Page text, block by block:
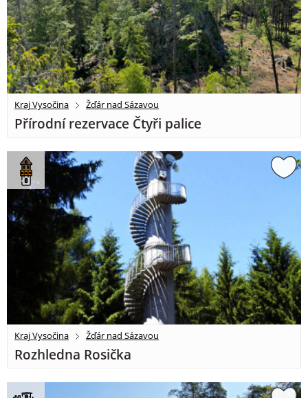
Kraj Vysočina Žďár nad Sázavou
Přírodní rezervace Čtyři palice
Kraj Vysočina Žďár nad Sázavou
Rozhledna Rosička